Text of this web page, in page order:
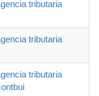
tributaria
tributaria
tributaria